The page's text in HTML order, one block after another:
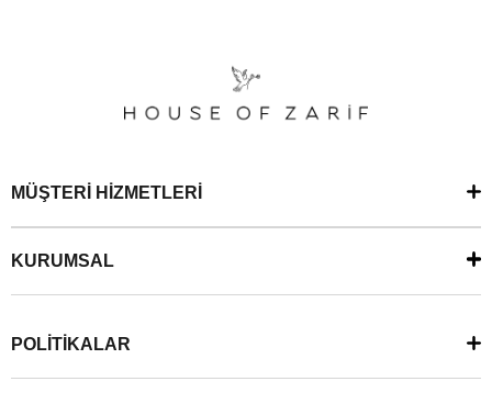
MÜŞTERİ HİZMETLERİ
KURUMSAL
POLİTİKALAR